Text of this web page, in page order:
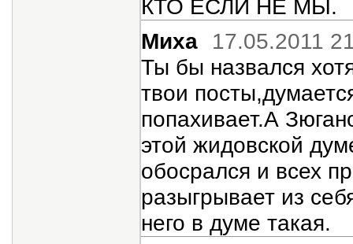
КТО ЕСЛИ НЕ МЫ.
Миха
17.05.2011
Ты бы назвался
твои
попахивает.А
этой жидовской
обосрался и всех
разыгрывает из
него в думе такая.